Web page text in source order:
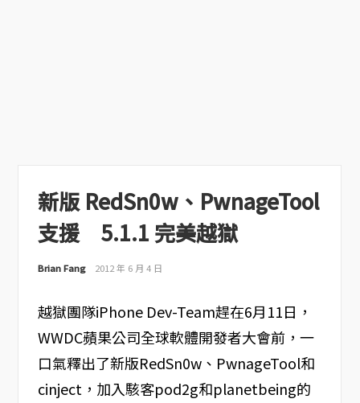
新版 RedSn0w、PwnageTool
支援 5.1.1 完美越獄
Brian Fang 2012 年 6 月 4 日
越獄團隊iPhone Dev-Team趕在6月11日，
WWDC蘋果公司全球軟體開發者大會前，一
口氣釋出了新版RedSn0w、PwnageTool和
cinject，加入駭客pod2g和planetbeing的